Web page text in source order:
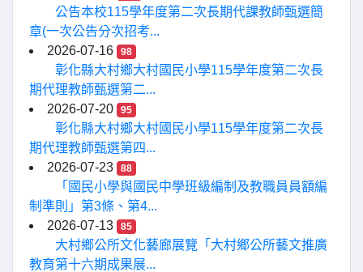
公告本校115學年度第二次長期代課教師甄選簡
章(一次公告分次招考...
2026-07-16
98
彰化縣大村鄉大村國民小學115學年度第二次長
期代理教師甄選第二...
2026-07-20
95
彰化縣大村鄉大村國民小學115學年度第二次長
期代理教師甄選第四...
2026-07-23
88
「國民小學與國民中學班級編制及教職員員額編
制準則」第3條、第4...
2026-07-13
85
大村鄉公所文化藝廊展覽「大村鄉公所藝文推廣
教育第十六期成果展...